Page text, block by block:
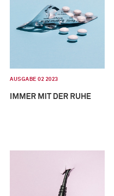
AUSGABE 02 2023
IMMER MIT DER RUHE